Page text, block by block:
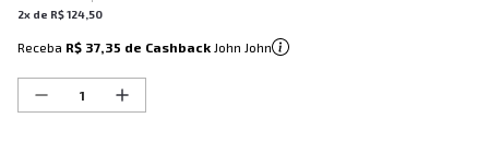
2x de R$124 50
Receba R$ 37,35 de Cashback John John